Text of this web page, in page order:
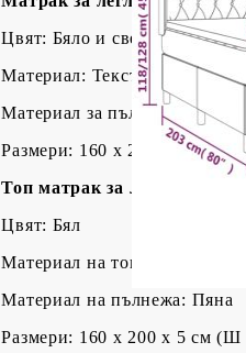
Цвят: Бяло и светлосиво
Материал: Текстил (100%
Материал за пълнеж: Покет
Размери: 160 x 200 x 20 см
Топ матрак за легло:
Цвят: Бял
Материал на топ матрака:
Материал на пълнежа: Пяна
Размери: 160 x 200 x 5 см